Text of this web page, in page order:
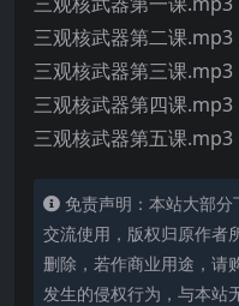
三观核武器第二课.mp3
三观核武器第三课.mp3
三观核武器第四课.mp3
三观核武器第五课.mp3
免责声明：本站大部
交流使用，版权归原作者
删除，若作商业用途，请
发生的侵权行为，与本站